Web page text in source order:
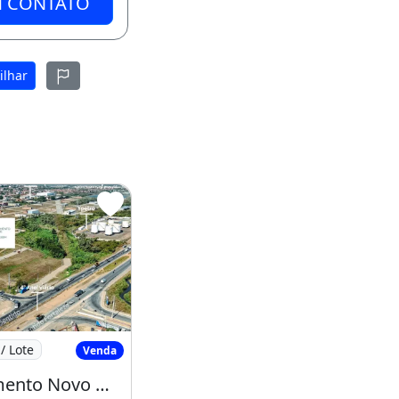
José WalterNovo Mondubim no José Walter
Lote Venda
Loteamento Novo Mondubim no José Walter Pronto para Construir